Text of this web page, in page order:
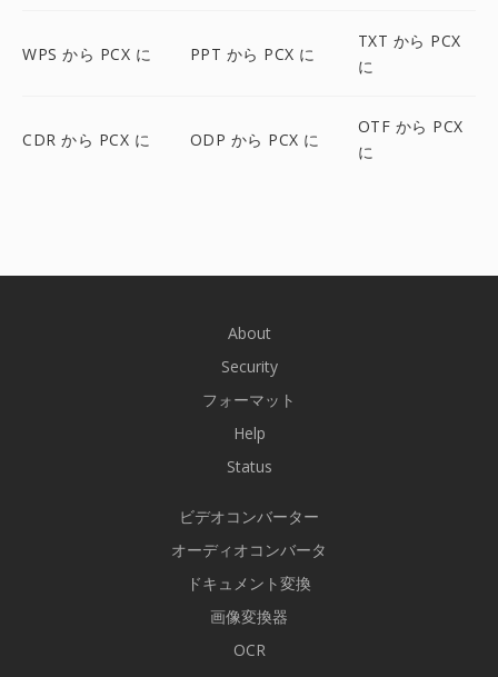
WPS から PCX に PPT から PCX に
TXT から PCX
に
CDR から PCX に ODP から PCX に
OTF から PCX
に
About
Security
フォーマット
Help
Status
ビデオコンバーター
オーディオコンバータ
ドキュメント変換
画像変換器
OCR